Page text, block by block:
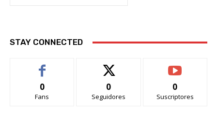
STAY CONNECTED
0
Fans
0
Seguidores
0
Suscriptores